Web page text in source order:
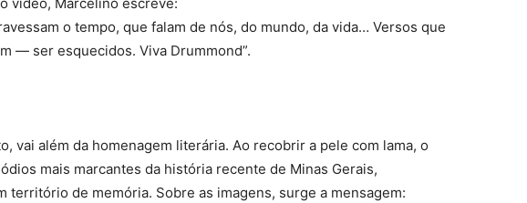
o tempo, que falam de nós, do mundo, da vida… Versos que
— ser esquecidos. Viva Drummond”.
vai além da homenagem literária. Ao recobrir a pele com lama, o
mais marcantes da história recente de Minas Gerais,
território de memória. Sobre as imagens, surge a mensagem: